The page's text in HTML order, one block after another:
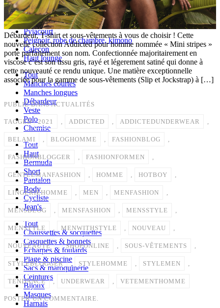
Tout
Pantalon
Pyjama
Pyjacourt
Peignoir, robe de chambre, kimono
Caleçon
Haut lounge
Tout
Manches courtes
Manches longues
Débardeur
Veste
Polo
Chemise
Tout
Haut
Bermuda
Short
Pantalon
Body
Cycliste
Jean's
Tout
Chaussettes & socquettes
Casquettes & bonnets
Echarpes & foulards
Plage & piscine
Sacs & maroquinerie
Ceintures
Bijoux
Masques
Harnais
Débardeur, T-shirt et sous-vêtements à vous de choisir ! Cette
nouvelle collection Addicted pour homme nommée « Mini stripes »
porte parfaitement son nom. Confectionnée majoritairement en
viscose c’est son tissu gris, rayé et légerement satiné qui donne à
cette nouveauté ce rendu unique. Une matière exceptionnelle
associée pour la gamme de sous-vêtements (Slip et Jockstrap) à […]
PUBLIÉ DANSACTUALITÉS
TAGGED 2021 ADDICTED ADDICTEDUNDERWEAR
BELAMI BLOGHOMME FASHIONBLOG
FASHIONBLOGGER FASHIONFORMEN
GENTLEMANFASHION HOMME HOTBOY
LINGERIEHOMME MEN MENFASHION
MENSBLOG MENSFASHION MENSSTYLE
MENSTYLE MENWITHSTYLE NOUVEAU
NOUVEAUTÉ , SHOPONLINE SOUS-VÊTEMENTS
STYLEBLOGGER , STYLEHOMME STYLEMEN
TENDANCE UNDERWEAR VETEMENTHOMME
POSTER UN COMMENTAIRE.